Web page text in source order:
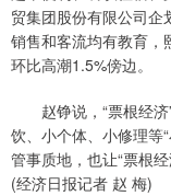
贸集团股份有限公司企
销售和客流均有教育，
环比高潮1.5%傍边。
赵铮说，“票根经
饮、小个体、小修理等
管事质地，也让“票根
(经济日报记者 赵 梅)